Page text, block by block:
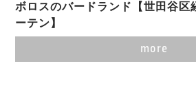
ボロスのバードランド【世田谷区
ーテン】
more